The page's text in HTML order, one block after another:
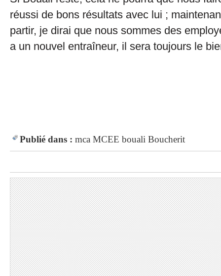
réussi de bons résultats avec lui ;
partir, je dirai que nous sommes des
a un nouvel entraîneur, il sera toujours le
Publié dans : mca MCEE bouali Boucherit